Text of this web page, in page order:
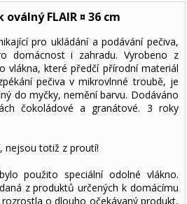
FLAIR ¤ 36 cm
pro ukládání a podávání pečiva,
domácnost i zahradu. Vyrobeno z
vlákna, které předčí přírodní materiál
pečiva v mikrovlnné troubě, je
do myčky, nemění barvu. Dodáváno
čokoládové a granátové. 3 roky
nejsou totiž z proutí!
použito speciální odolné vlákno.
z produktů určených k domácímu
o dlouho očekávaný produkt,